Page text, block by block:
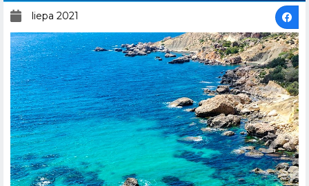
liepa 2021